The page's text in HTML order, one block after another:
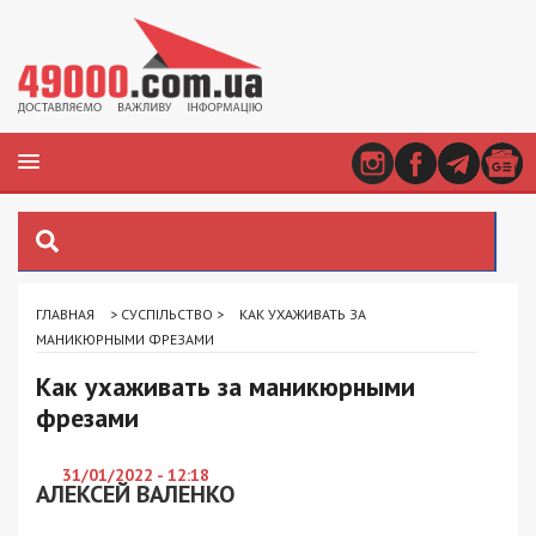
ГЛАВНАЯ > СУСПІЛЬСТВО >
КАК УХАЖИВАТЬ ЗА
МАНИКЮРНЫМИ ФРЕЗАМИ
Как ухаживать за маникюрными
фрезами
31/01/2022 - 12:18
АЛЕКСЕЙ ВАЛЕНКО